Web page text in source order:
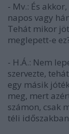
- Mv.: És
napos vagy
Tehát mikor
meglepett-e
- H.Á.: Nem
szervezte,
egy másik
meg, mert
számon, csak
téli